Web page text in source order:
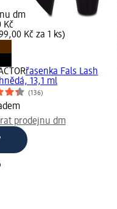
dm
Kč
Kč za 1 ks)
řasenka Fals Lash
13,1 ml
(136)
prodejnu dm